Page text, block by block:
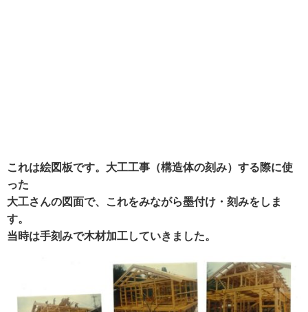
これは絵図板です。大工工事（構造体の刻み）する際に使
った
大工さんの図面で、これをみながら墨付け・刻みをしま
す。
当時は手刻みで木材加工していきました。